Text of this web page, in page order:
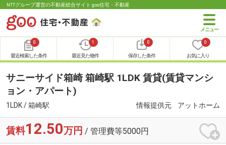
NTTグループ運営の不動産総合サイト goo住宅・不動産
0
最近検索した条件
1
最近見た物件
0
保存した条件
0
お気に入り
サニーサイド箱崎 箱崎駅 1LDK 賃貸(賃貸マンシ
ョン・アパート)
1LDK / 箱崎駅 情報提供元 アットホーム
賃料12.50万円 / 管理費等5000円